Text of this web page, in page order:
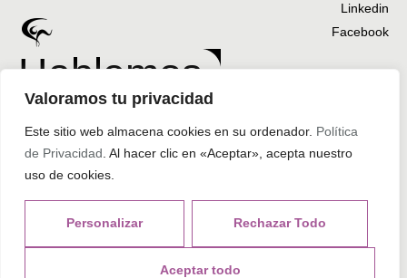
Valoramos tu privacidad
Este sitio web almacena cookies en su ordenador. Política
de Privacidad . Al hacer clic en «Aceptar», acepta nuestro
uso de cookies.
Personalizar Rechazar Todo
Aceptar todo
Hablemos
Linkedin
Facebook
Inicio TrabajosNosotros Contacto
927 35 03 20
info@henryiluminaciones.com
Pol. San Rafael. Nave 2. 10134. Pizarro, Cáceres.